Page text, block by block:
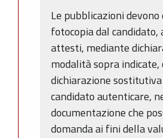
Le pubblicazioni
fotocopia dal
attesti, mediante
modalità sopra
dichiarazione
candidato autenticare,
documentazione che
domanda ai fini della